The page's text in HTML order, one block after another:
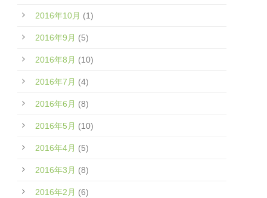
2016年10月 (1)
2016年9月 (5)
2016年8月 (10)
2016年7月 (4)
2016年6月 (8)
2016年5月 (10)
2016年4月 (5)
2016年3月 (8)
2016年2月 (6)